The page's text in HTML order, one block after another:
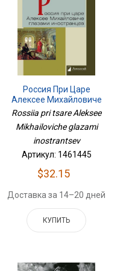
Россия При Царе
Алексее Михайловиче
Глазами Иностранцев
Rossiia pri tsare Aleksee
Mikhailoviche glazami
inostrantsev
Артикул: 1461445
$32.15
Доставка за 14–20 дней
КУПИТЬ